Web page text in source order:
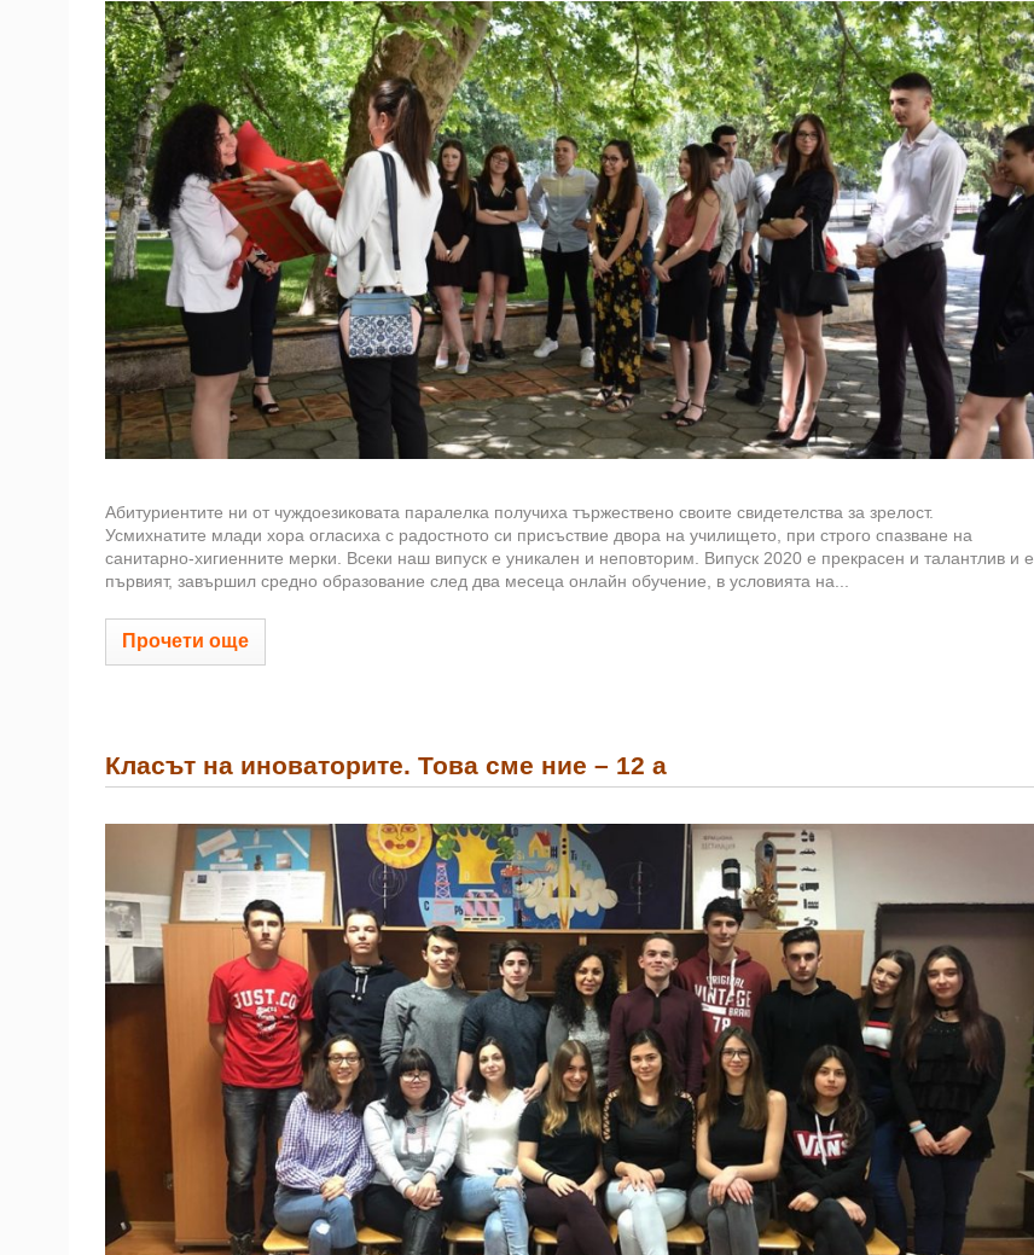
Абитуриентите ни от чуждоезиковата паралелка получиха тържествено своите свидетелства за зрелост.
Усмихнатите млади хора огласиха с радостното си присъствие двора на училището, при строго спазване на
санитарно-хигиенните мерки. Всеки наш випуск е уникален и неповторим. Випуск 2020 е прекрасен и талантлив и е
първият, завършил средно образование след два месеца онлайн обучение, в условията на...
Прочети още
Класът на иноваторите. Това сме ние – 12 а